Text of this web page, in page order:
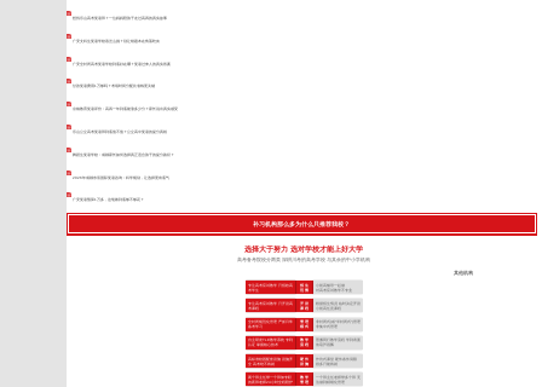
想找乐山高考复读班？一位妈妈陪孩子走过高四的真实故事
广安文科生复读学校该怎么挑？别让错题本在角落吃灰
广安全封闭高考复读学校到底好在哪？复读过来人的真实答案
甘孜复读费用1万够吗？考场时间分配比省钱更关键
京翰教育复读评价：高四一年到底能涨多少分？家长说出真实感受
乐山公立高考复读班到底值不值？公立高中复读的提分真相
舞蹈生复读学校：成都家长如何选择真正适合孩子的提分路径？
2026年成都东辰国际复读咨询：科学规划，让选择更有底气
广安复读预算1万多，这笔账到底够不够花？
补习机构那么多为什么只推荐我校？
选择大于努力 选对学校才能上好大学
高考备考院校分两类 深耕川考的高考学校 与其余的中小学机构
其他机构
专注高考应试教学 只招收高
考学生
招 生
范 围
小初高辅导一起做
对高考应试教学不专业
专注高考应试教学 只开设高
考课程
开 设
课 程
根据招生情况 临时决定开设
小初高任意课程
全封闭规范化管理 严抓日常
备考学习
管 理
模 式
非封闭式(或“半封闭式”)管理
非集中式管理
自主研发TLE教学系统 专利
认证 掌握核心技术
教 学
流 程
照搬同行教学流程 学到表面
依葫芦画瓢
高标准校园配套设施 设施齐
全 高考绝不将就
硬 件
设 施
作坊式课堂 硬件条件局限
很多只能将就
两个班主任带一个班加专职
的夜班老师24小时全程陪护
教 学
管 理
一个班主任老师带多个班 无
法做到精细化管理